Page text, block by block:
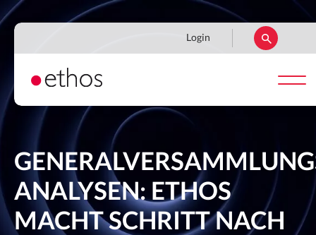
Direkt
zum
Navigation
secondaire
Login
ANALYSEN: ETHOS
MACHT SCHRITT NACH